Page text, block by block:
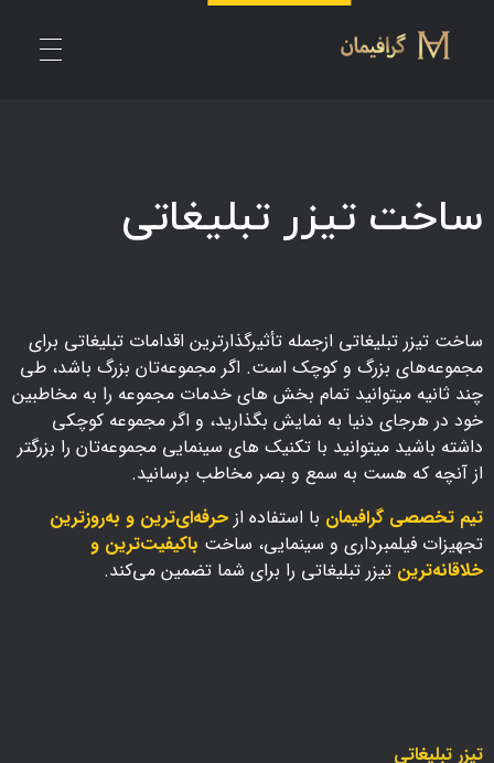
ساخت تیزر تبلیغاتی
ساخت تیزر تبلیغاتی ازجمله تأثیرگذارترین اقدامات تبلیغاتی برای
مجموعه‌های بزرگ و کوچک است. اگر مجموعه‌تان بزرگ باشد، طی
چند ثانیه میتوانید تمام بخش های خدمات مجموعه را به مخاطبین
خود در هرجای دنیا به نمایش بگذارید، و اگر مجموعه کوچکی
داشته باشید میتوانید با تکنیک های سینمایی مجموعه‌تان را بزرگتر
از آنچه که هست به سمع و بصر مخاطب برسانید.
تیم تخصصی گرافیمان با استفاده از حرفه‌ای‌ترین و به‌روزترین
تجهیزات فیلمبرداری و سینمایی، ساخت باکیفیت‌ترین و
خلاقانه‌ترین تیزر تبلیغاتی را برای شما تضمین می‌کند.
تیزر تبلیغاتی